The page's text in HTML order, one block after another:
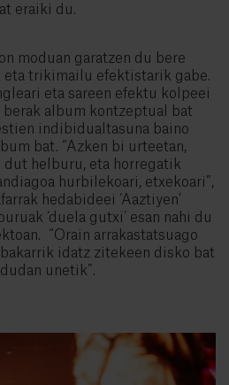
eraiki du.
moduan garatzen du bere
trikimailu efektistarik gabe.
eta sareen efektu kolpeei
berak album kontzeptual bat
indibidualtasuna baino
bat. “Azken bi urteetan,
dut helburu, eta horregatik
hurbilekoari, etxekoari”,
hedabideei ‘Aaztiyen’
‘duela gutxi’ esan nahi du
“Orain arrakastatsuago
idatz zitekeen disko bat
unetik”.